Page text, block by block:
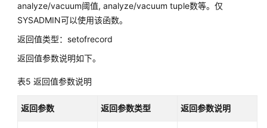
息
函
数
全
analyze/vacuum阈值, analyze/vacuum tuple数等。仅
SYSADMIN可以使用该函数。
返回值类型：setofrecord
返回值参数说明如下。
表5 返回值参数说明
返回参数 返回参数类型 返回参数说明